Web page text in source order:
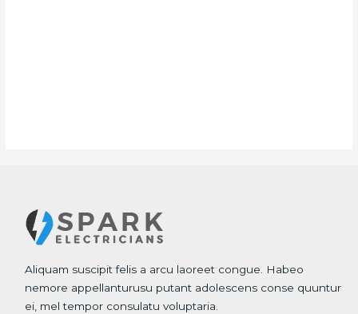
Aliquam suscipit felis a arcu laoreet congue. Habeo
nemore appellanturusu putant adolescens conse quuntur
ei, mel tempor consulatu voluptaria.